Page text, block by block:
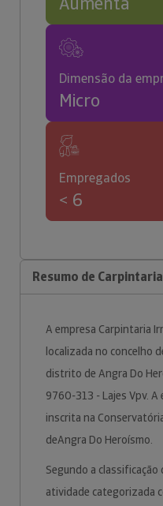
Dimensão da
Micro
Empregados
< 6
Resumo de
A empresa Carpintaria
localizada no concelho
distrito de Angra Do
9760-313 - Lajes Vpv.
inscrita na
deAngra Do Heroísmo.
Segundo a classificação
atividade categorizada